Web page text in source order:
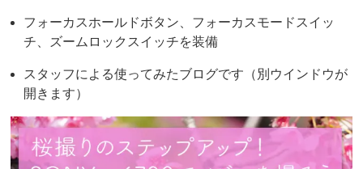
フォーカスホールドボタン、フォーカスモードスイッ
チ、ズームロックスイッチを装備
スタッフによる使ってみたブログです（別ウインドウが
開きます）